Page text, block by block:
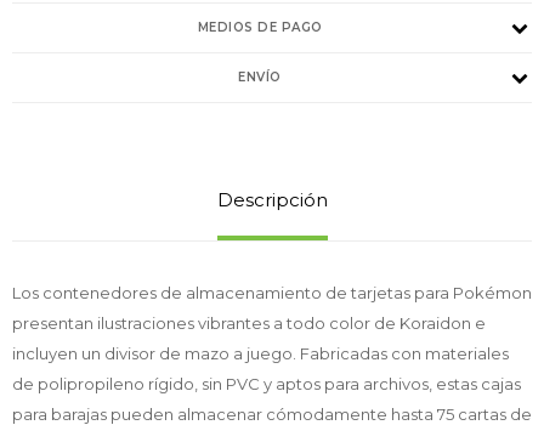
MEDIOS DE PAGO
ENVÍO
Descripción
Los contenedores de almacenamiento de tarjetas para Pokémon
presentan ilustraciones vibrantes a todo color de Koraidon e
incluyen un divisor de mazo a juego. Fabricadas con materiales
de polipropileno rígido, sin PVC y aptos para archivos, estas cajas
para barajas pueden almacenar cómodamente hasta 75 cartas de